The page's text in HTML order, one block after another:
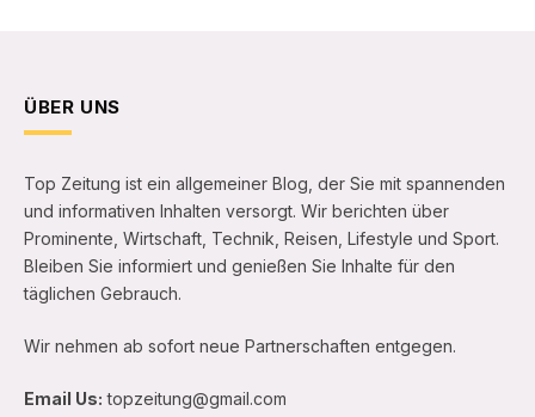
ÜBER UNS
Top Zeitung ist ein allgemeiner Blog, der Sie mit spannenden
und informativen Inhalten versorgt. Wir berichten über
Prominente, Wirtschaft, Technik, Reisen, Lifestyle und Sport.
Bleiben Sie informiert und genießen Sie Inhalte für den
täglichen Gebrauch.
Wir nehmen ab sofort neue Partnerschaften entgegen.
Email Us: topzeitung@gmail.com